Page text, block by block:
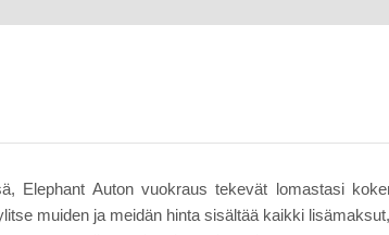
Elephant Auton vuokraus tekevät lomastasi
muiden ja meidän hinta sisältää kaikki